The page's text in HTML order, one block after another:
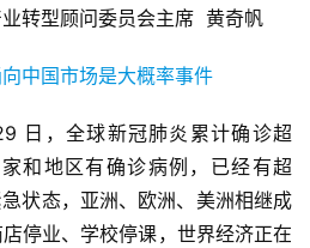
转型顾问委员会主席 黄奇帆
日，全球新冠肺炎累计确诊超
和地区有确诊病例，已经有超
状态，亚洲、欧洲、美洲相继成
停业、学校停课，世界经济正在